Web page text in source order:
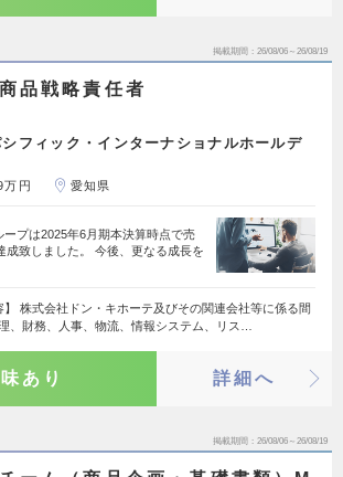
掲載期間 26/08/06～26/08/19
品戦略責任者
フィック・インターナショナルホールデ
万円 愛知県
ープは2025年6月期本決算時点で売
成致しました。 今後、更なる成長を
】 株式会社ドン・キホーテ及びその関連会社等に係る間
、財務、人事、物流、情報システム、リス…
あり 詳細へ
掲載期間 26/08/06～26/08/19